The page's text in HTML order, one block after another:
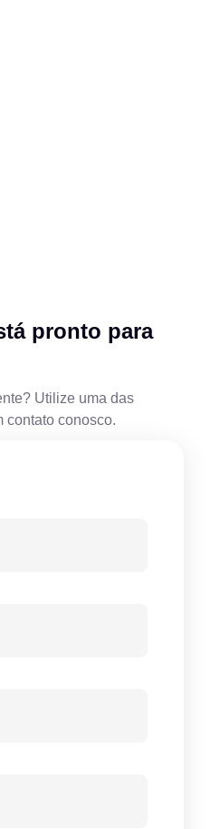
pronto para
Utilize uma das
contato conosco.